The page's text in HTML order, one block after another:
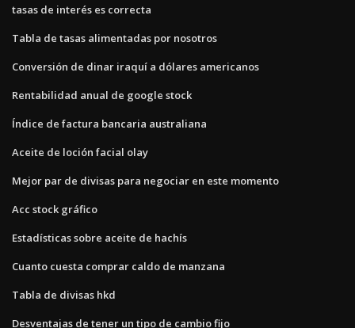
tasas de interés es correcta
Tabla de tasas alimentadas por nosotros
Conversión de dinar iraquí a dólares americanos
Rentabilidad anual de google stock
Índice de factura bancaria australiana
Aceite de loción facial olay
Mejor par de divisas para negociar en este momento
Acc stock gráfico
Estadísticas sobre aceite de hachís
Cuanto cuesta comprar caldo de manzana
Tabla de divisas hkd
Desventajas de tener un tipo de cambio fijo